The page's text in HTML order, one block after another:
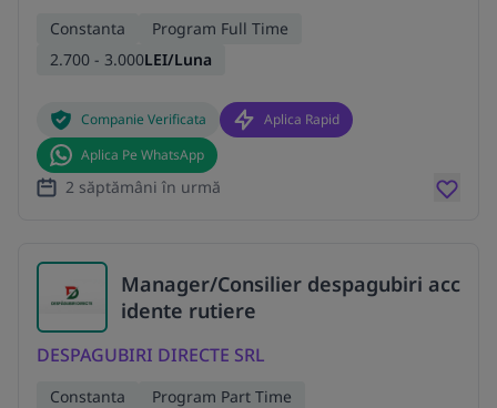
Constanta
Program Full Time
2.700 - 3.000LEI/Luna
Companie Verificata
Aplica Rapid
Aplica Pe WhatsApp
2 săptămâni în urmă
Manager/Consilier despagubiri acc
idente rutiere
DESPAGUBIRI DIRECTE SRL
Constanta Program Part Time